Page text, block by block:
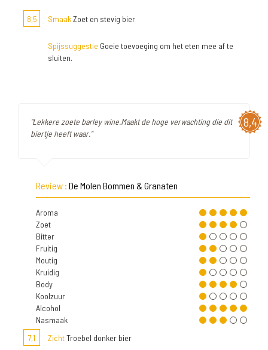
8,5 SmaakZoet en stevig bier
Spijssuggestie Goeie toevoeging om het eten mee af te
sluiten.
8,4
"Lekkere zoete barley wine.Maakt de hoge verwachting die dit
biertje heeft waar."
Review : De Molen Bommen & Granaten
Aroma
Zoet
Bitter
Fruitig
Moutig
Kruidig
Body
Koolzuur
Alcohol
Nasmaak
7,1
ZichtTroebel donker bier